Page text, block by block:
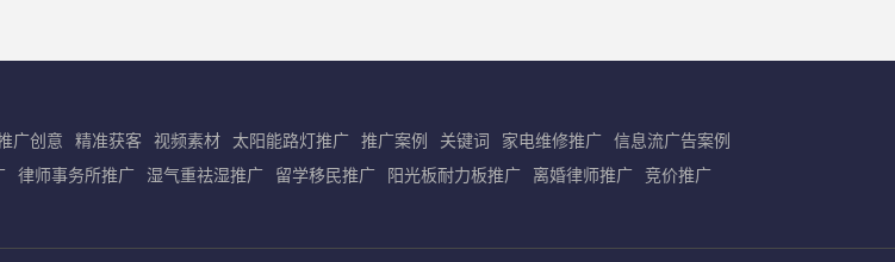
广创意 精准获客 视频素材 太阳能路灯推广 推广案例 关键词 家电维修推广
信息流广告案例
律师事务所推广 湿气重祛湿推广 留学移民推广 阳光板耐力板推广 离婚律师推广
竞价推广